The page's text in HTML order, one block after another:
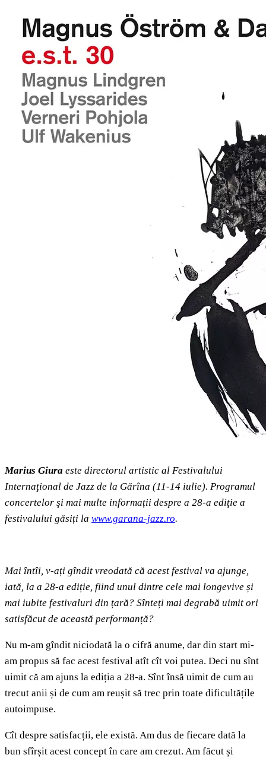
Marius Giura este directorul artistic al Festivalului
Internaţional de Jazz de la Gărîna (11-14 iulie). Programul
concertelor şi mai multe informații despre a 28-a ediţie a
festivalului găsiți la www.garana-jazz.ro.
Mai întîi, v-ați gîndit vreodată că acest festival va ajunge,
iată, la a 28-a ediție, fiind unul dintre cele mai longevive și
mai iubite festivaluri din țară? Sînteți mai degrabă uimit ori
satisfăcut de această performanță?
Nu m-am gîndit niciodată la o cifră anume, dar din start mi-
am propus să fac acest festival atît cît voi putea. Deci nu sînt
uimit că am ajuns la ediția a 28-a. Sînt însă uimit de cum au
trecut anii și de cum am reușit să trec prin toate dificultățile
autoimpuse.
Cît despre satisfacții, ele există. Am dus de fiecare dată la
bun sfîrșit acest concept în care am crezut. Am făcut și